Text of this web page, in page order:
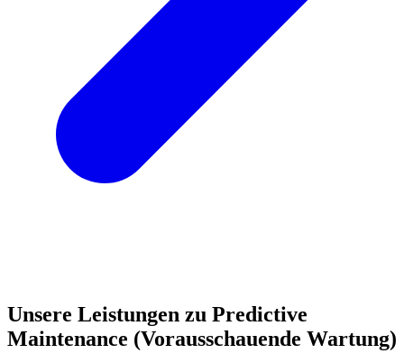
Unsere Leistungen zu Predictive
Maintenance (Vorausschauende Wartung)